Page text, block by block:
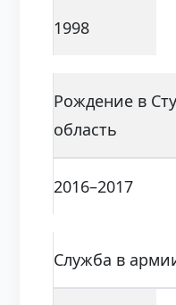
1998
Рождение в
область
2016–2017
Служба в